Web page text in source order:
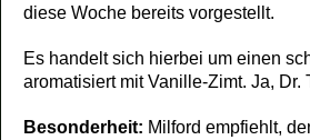
diese Woche bereits vorgestellt.
Es handelt sich hierbei um einen
aromatisiert mit Vanille-Zimt. Ja, Dr.
Besonderheit: Milford empfiehlt,